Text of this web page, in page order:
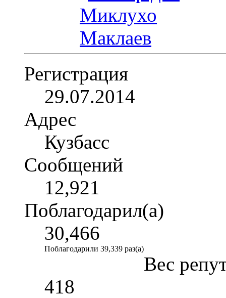
Регистрация
29.07.2014
Адрес
Кузбасс
Сообщений
12,921
Поблагодарил(а)
30,466
Поблагодарили 39,339 раз(а)
Вес
418